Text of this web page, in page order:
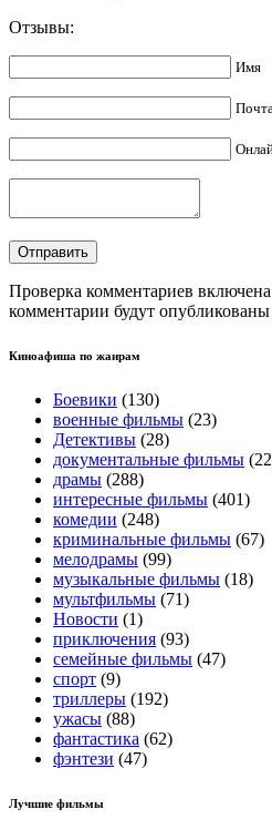
Отзывы:
Имя
Почта
Проверка комментариев
комментарии будут
Киноафиша по жанрам
Боевики (130)
военные фильмы (23)
Детективы (28)
документальные фильмы
драмы (288)
интересные фильмы (401)
комедии (248)
криминальные фильмы (67)
мелодрамы (99)
музыкальные фильмы (18)
мультфильмы (71)
Новости (1)
приключения (93)
семейные фильмы (47)
спорт (9)
триллеры (192)
ужасы (88)
фантастика (62)
фэнтези (47)
Лучшие фильмы